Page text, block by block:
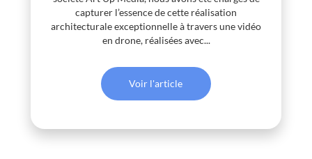
capturer l’essence de cette réalisation
architecturale exceptionnelle à travers une vidéo
en drone, réalisées avec...
Voir l'article